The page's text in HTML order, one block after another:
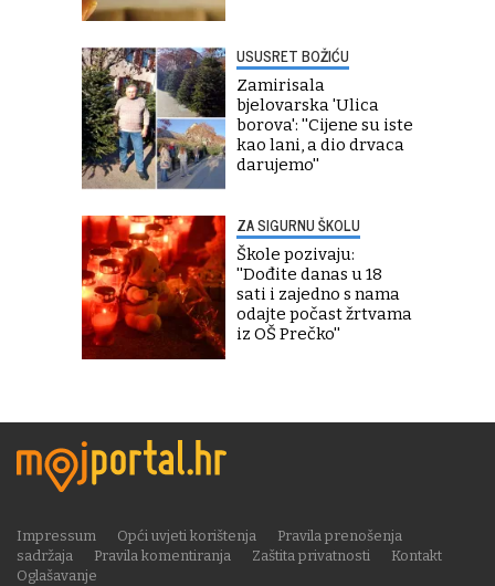
USUSRET BOŽIĆU
Zamirisala
bjelovarska 'Ulica
borova': ''Cijene su iste
kao lani, a dio drvaca
darujemo''
ZA SIGURNU ŠKOLU
Škole pozivaju:
''Dođite danas u 18
sati i zajedno s nama
odajte počast žrtvama
iz OŠ Prečko''
Impressum Opći uvjeti korištenja
Pravila prenošenja
sadržaja
Pravila komentiranja Zaštita privatnosti
Kontakt
Oglašavanje